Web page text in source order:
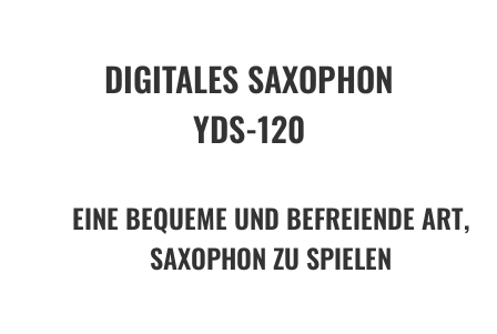
DIGITALES SAXOPHON
YDS-120
EINE BEQUEME UND BEFREIENDE ART,
SAXOPHON ZU SPIELEN